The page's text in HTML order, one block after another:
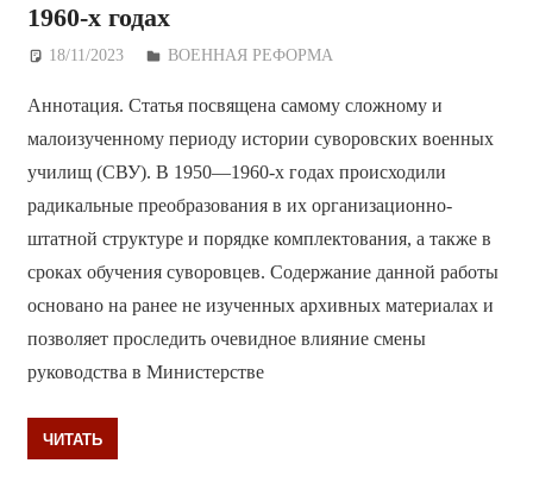
1960-х годах
18/11/2023 Дежурный по Редакции
ВОЕННАЯ РЕФОРМА
Аннотация. Статья посвящена самому сложному и
малоизученному периоду истории суворовских военных
училищ (СВУ). В 1950—1960-х годах происходили
радикальные преобразования в их организационно-
штатной структуре и порядке комплектования, а также в
сроках обучения суворовцев. Содержание данной работы
основано на ранее не изученных архивных материалах и
позволяет проследить очевидное влияние смены
руководства в Министерстве
ЧИТАТЬ